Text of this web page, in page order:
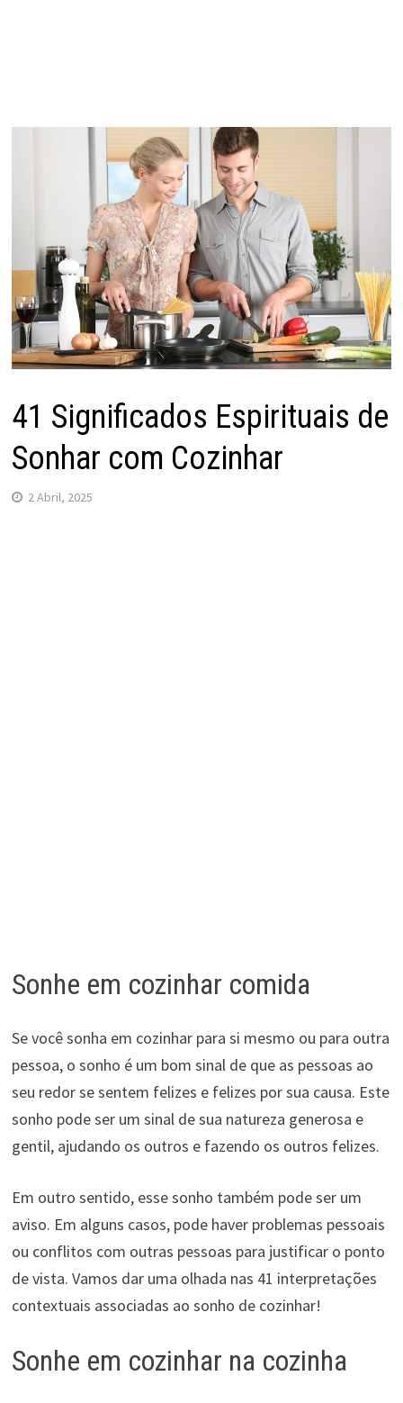
41 Significados Espirituais de
Sonhar com Cozinhar
2 Abril, 2025
Sonhe em cozinhar comida
Se você sonha em cozinhar para si mesmo ou para outra
pessoa, o sonho é um bom sinal de que as pessoas ao
seu redor se sentem felizes e felizes por sua causa. Este
sonho pode ser um sinal de sua natureza generosa e
gentil, ajudando os outros e fazendo os outros felizes.
Em outro sentido, esse sonho também pode ser um
aviso. Em alguns casos, pode haver problemas pessoais
ou conflitos com outras pessoas para justificar o ponto
de vista. Vamos dar uma olhada nas 41 interpretações
contextuais associadas ao sonho de cozinhar!
Sonhe em cozinhar na cozinha